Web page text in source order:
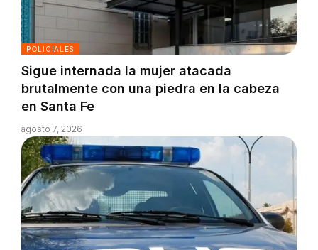
POLICIALES
Sigue internada la mujer atacada
brutalmente con una piedra en la cabeza
en Santa Fe
agosto 7, 2026